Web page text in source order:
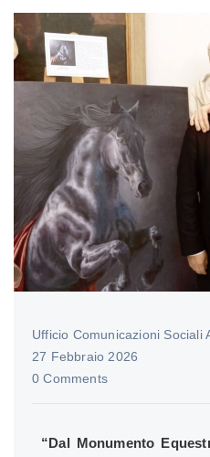
Ufficio Comunicazioni Sociali
27 Febbraio 2026
0 Comments
“Dal Monumento